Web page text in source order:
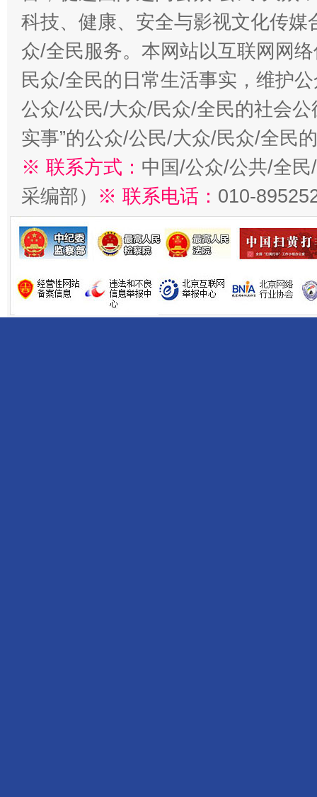
科技、健康、安全与影视文化传
众/全民服务。本网站以互联网网
民众/全民的日常生活事实，维护
公众/公民/大众/民众/全民的社会公
实事”的公众/公民/大众/民众/全民
※ 联系方式： 中国/公众/公共/全
采编部） ※ 联系电话： 010-